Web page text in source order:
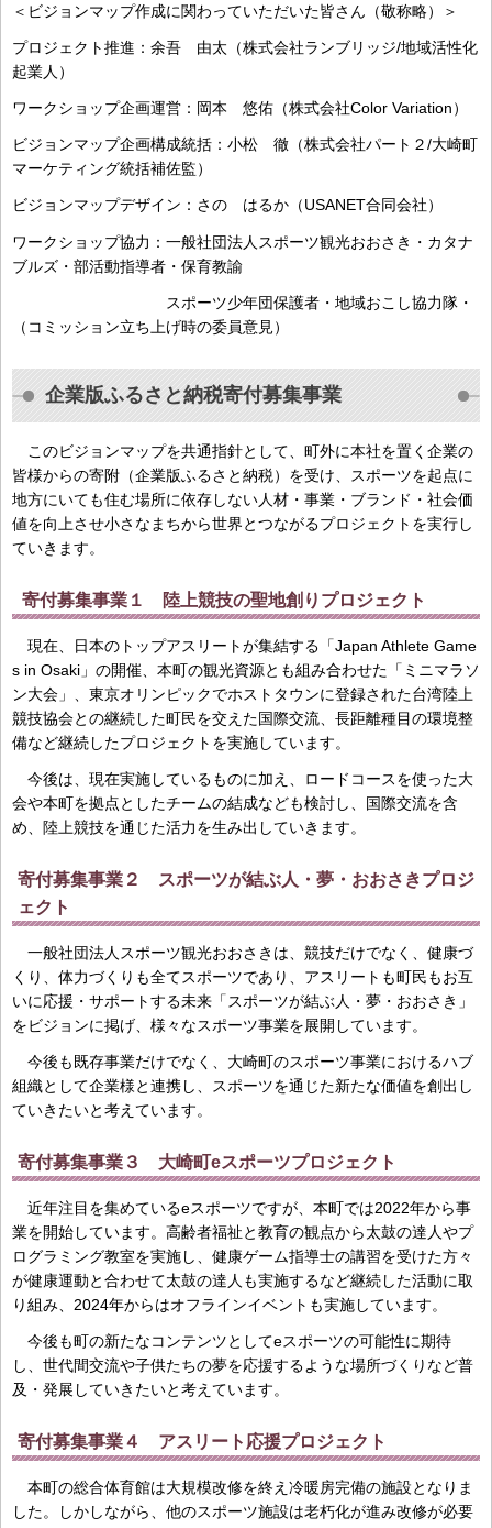
＜ビジョンマップ作成に関わっていただいた皆さん（敬称略）＞
プロジェクト推進：余吾 由太（株式会社ランブリッジ/地域活性化
起業人）
ワークショップ企画運営：岡本 悠佑（株式会社Color Variation）
ビジョンマップ企画構成統括：小松 徹（株式会社パート２/大崎町
マーケティング統括補佐監）
ビジョンマップデザイン：さの はるか（USANET合同会社）
ワークショップ協力：一般社団法人スポーツ観光おおさき・カタナ
ブルズ・部活動指導者・保育教諭
スポーツ少年団保護者・地域おこし協力隊・
（コミッション立ち上げ時の委員意見）
企業版ふるさと納税寄付募集事業
このビジョンマップを共通指針として、町外に本社を置く企業の
皆様からの寄附（企業版ふるさと納税）を受け、スポーツを起点に
地方にいても住む場所に依存しない人材・事業・ブランド・社会価
値を向上させ小さなまちから世界とつながるプロジェクトを実行し
ていきます。
寄付募集事業１ 陸上競技の聖地創りプロジェクト
現在、日本のトップアスリートが集結する「Japan Athlete Game
s in Osaki」の開催、本町の観光資源とも組み合わせた「ミニマラソ
ン大会」、東京オリンピックでホストタウンに登録された台湾陸上
競技協会との継続した町民を交えた国際交流、長距離種目の環境整
備など継続したプロジェクトを実施しています。
今後は、現在実施しているものに加え、ロードコースを使った大
会や本町を拠点としたチームの結成なども検討し、国際交流を含
め、陸上競技を通じた活力を生み出していきます。
寄付募集事業２ スポーツが結ぶ人・夢・おおさきプロジ
ェクト
一般社団法人スポーツ観光おおさきは、競技だけでなく、健康づ
くり、体力づくりも全てスポーツであり、アスリートも町民もお互
いに応援・サポートする未来「スポーツが結ぶ人・夢・おおさき」
をビジョンに掲げ、様々なスポーツ事業を展開しています。
今後も既存事業だけでなく、大崎町のスポーツ事業におけるハブ
組織として企業様と連携し、スポーツを通じた新たな価値を創出し
ていきたいと考えています。
寄付募集事業３ 大崎町eスポーツプロジェクト
近年注目を集めているeスポーツですが、本町では2022年から事
業を開始しています。高齢者福祉と教育の観点から太鼓の達人やプ
ログラミング教室を実施し、健康ゲーム指導士の講習を受けた方々
が健康運動と合わせて太鼓の達人も実施するなど継続した活動に取
り組み、2024年からはオフラインイベントも実施しています。
今後も町の新たなコンテンツとしてeスポーツの可能性に期待
し、世代間交流や子供たちの夢を応援するような場所づくりなど普
及・発展していきたいと考えています。
寄付募集事業４ アスリート応援プロジェクト
本町の総合体育館は大規模改修を終え冷暖房完備の施設となりま
した。しかしながら、他のスポーツ施設は老朽化が進み改修が必要